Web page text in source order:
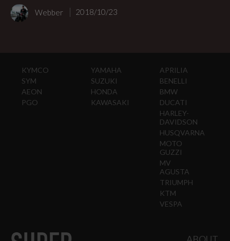
Webber 2018/10/23
KYMCO
SYM
AEON
PGO
YAMAHA
SUZUKI
HONDA
KAWASAKI
APRILIA
BENELLI
BMW
DUCATI
HARLEY-
DAVIDSON
HUSQVARNA
MOTO
GUZZI
MV
AGUSTA
TRIUMPH
KTM
VESPA